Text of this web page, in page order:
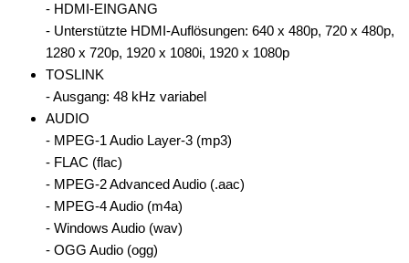
- HDMI-EINGANG
- Unterstützte HDMI-Auflösungen: 640 x 480p, 720 x 480p,
1280 x 720p, 1920 x 1080i, 1920 x 1080p
TOSLINK
- Ausgang: 48 kHz variabel
AUDIO
- MPEG-1 Audio Layer-3 (mp3)
- FLAC (flac)
- MPEG-2 Advanced Audio (.aac)
- MPEG-4 Audio (m4a)
- Windows Audio (wav)
- OGG Audio (ogg)